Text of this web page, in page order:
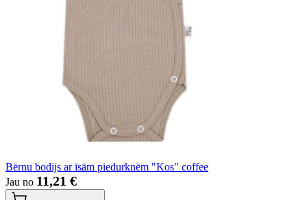
Bērnu bodijs ar īsām piedurknēm "Kos" coffee
Jau no 11,21 €